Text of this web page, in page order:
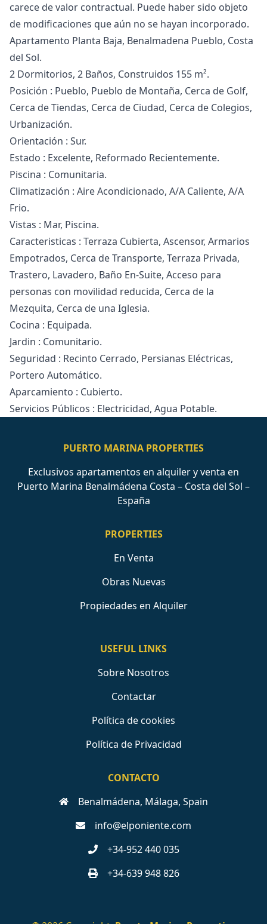
carece ‌de ‌valor ‌contractual. ‌Puede haber ‌sido objeto
de ‌modificaciones ‌que ‌aún ‌no ‌se ‌hayan ‌incorporado.
Apartamento Planta Baja, Benalmadena Pueblo, Costa
del Sol.
2 Dormitorios, 2 Baños, Construidos 155 m².
Posición : Pueblo, Pueblo de Montaña, Cerca de Golf,
Cerca de Tiendas, Cerca de Ciudad, Cerca de Colegios,
Urbanización.
Orientación : Sur.
Estado : Excelente, Reformado Recientemente.
Piscina : Comunitaria.
Climatización : Aire Acondicionado, A/A Caliente, A/A
Frio.
Vistas : Mar, Piscina.
Caracteristicas : Terraza Cubierta, Ascensor, Armarios
Empotrados, Cerca de Transporte, Terraza Privada,
Trastero, Lavadero, Baño En-Suite, Acceso para
personas ‌con ‌movilidad ‌reducida, ‌Cerca ‌de la
Mezquita, Cerca de ‌una ‌Iglesia.
Cocina ‌: Equipada.
Jardin : ‌Comunitario.
Seguridad ‌: ‌Recinto ‌Cerrado, Persianas ‌Eléctricas,
Portero Automático.
Aparcamiento ‌: ‌Cubierto.
Servicios ‌Públicos ‌: ‌Electricidad, ‌Agua ‌Potable.
PUERTO MARINA PROPERTIES
Exclusivos apartamentos en alquiler y venta en
Puerto Marina Benalmádena Costa – Costa del Sol –
España
PROPERTIES
En Venta
Obras Nuevas
Propiedades en Alquiler
USEFUL LINKS
Sobre Nosotros
Contactar
Política de cookies
Política de Privacidad
CONTACTO
Benalmádena, Málaga, Spain
info@elponiente.com
+34-952 440 035
+34-639 948 826